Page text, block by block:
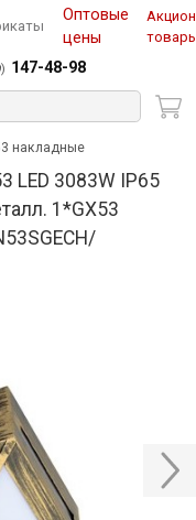
Оптовые
цены
147-48-98
накладные
LED 3083W IP65
1*GX53